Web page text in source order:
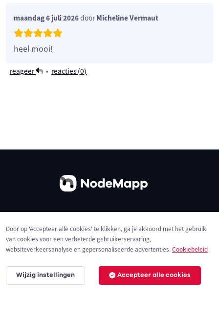
maandag 6 juli 2026doorMicheline Vermaut
heel mooi!
reageer • reacties (0)
Privacybeleid Cookies
Door op 'Accepteer alle cookies' te klikken, ga je akkoord met het gebruik
van cookies voor een verbeterde gebruikerservaring,
websiteverkeersanalyse en gepersonaliseerde advertenties.Cookiebeleid
Wijzig instellingen Accepteer alle cookies